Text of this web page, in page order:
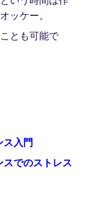
ッケー。
とも可能で
入門
でのストレス